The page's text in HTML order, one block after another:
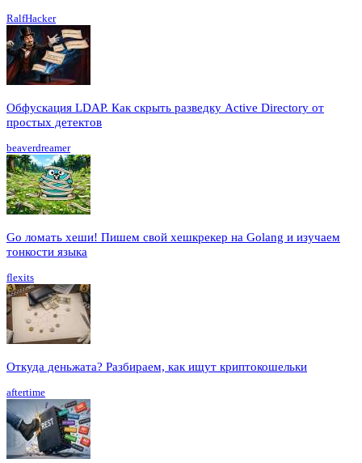
RalfHacker
Обфускация LDAP. Как скрыть разведку Active Directory от
простых детектов
beaverdreamer
Go ломать хеши! Пишем свой хешкрекер на Golang и изучаем
тонкости языка
flexits
Откуда деньжата? Разбираем, как ищут криптокошельки
aftertime